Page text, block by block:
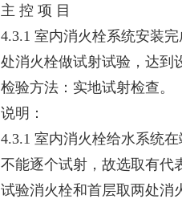
主 控 项 目
4.3.1 室内消火栓系统安装
处消火栓做试射试验，达到
检验方法：实地试射检查。
说明：
4.3.1 室内消火栓给水系统
不能逐个试射，故选取有代
试验消火栓和首层取两处消